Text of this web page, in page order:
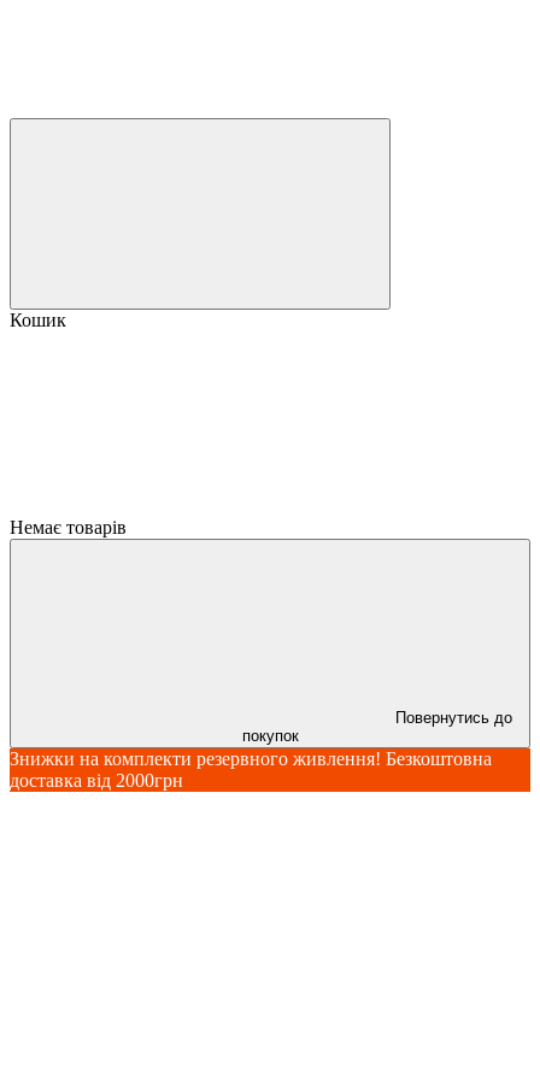
Кошик
Немає товарів
Повернутись до
покупок
Знижки на комплекти резервного живлення! Безкоштовна
доставка від 2000грн